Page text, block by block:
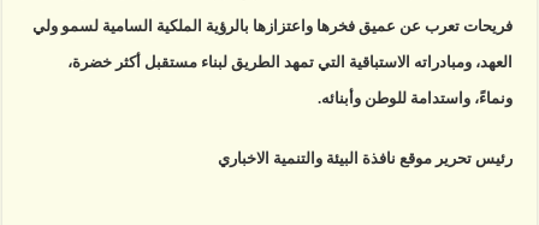
فريحات تعرب عن عميق فخرها واعتزازها بالرؤية الملكية السامية لسمو ولي
العهد، ومبادراته الاستباقية التي تمهد الطريق لبناء مستقبل أكثر خضرة،
ونماءً، واستدامة للوطن وأبنائه.
رئيس تحرير موقع نافذة البيئة والتنمية الاخباري